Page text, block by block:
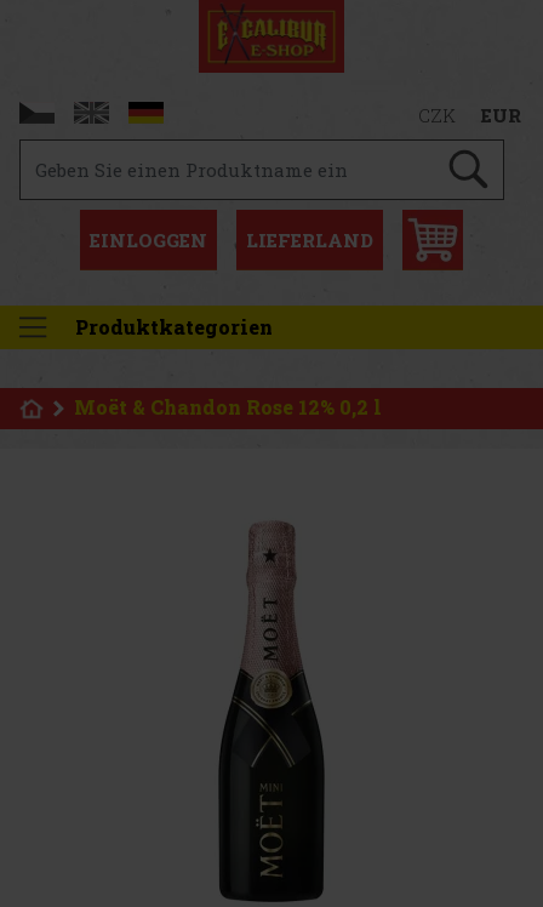
CZK EUR
EINLOGGEN LIEFERLAND
Produktkategorien
Moët & Chandon Rose 12% 0,2 l